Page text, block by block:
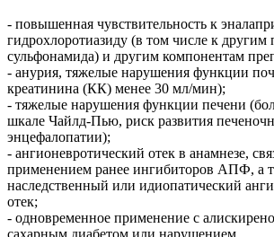
- повышенная чувствительность к
гидрохлоротиазиду (в том числе к
сульфонамида) и другим компонентам
- анурия, тяжелые нарушения функции
креатинина (КК) менее 30 мл/мин);
- тяжелые нарушения функции печени
шкале Чайлд-Пью, риск развития
энцефалопатии);
- ангионевротический отек в анамнезе,
применением ранее ингибиторов АПФ, а
наследственный или идиопатический
отек;
- одновременное применение с
сахарным диабетом или нарушением